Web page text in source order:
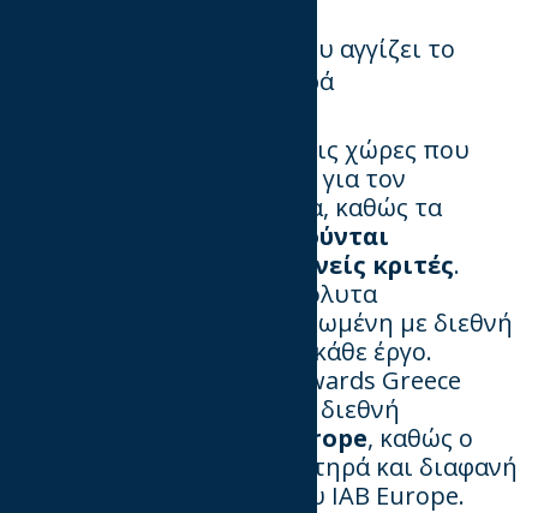
Την αυθεντικότητα που αγγίζει το
κοινό και κάνει τη διαφορά
Τα βραβεία Mixx σε όλες τις χώρες που
διεξάγονται διακρίνονται για τον
μοναδικό τους χαρακτήρα, καθώς τα
αξιολογούνται
αποκλειστικά από διεθνείς κριτές.
Αυτό εξασφαλίζει μια απόλυτα
αξιοκρατική και συμμορφωμένη με διεθνή
πρότυπα αξιολόγηση για κάθε έργο.
Η συμμετοχή στα MIXX Awards Greece
ανοίγει τον δρόμο και για διεθνή
Europe, καθώς ο
θεσμός εφαρμόζει τα αυστηρά και διαφανή
κριτήρια αξιολόγησης του IAB Europe.